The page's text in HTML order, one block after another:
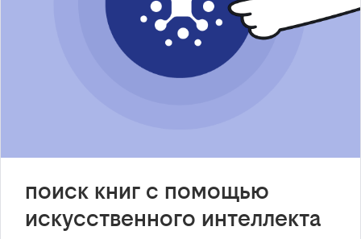
поиск книг с помощью
искусственного интеллекта